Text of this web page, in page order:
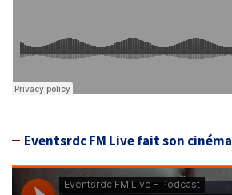
Eventsrdc FM Live fait son cinéma